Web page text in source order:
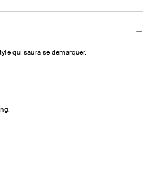
qui saura se démarquer.